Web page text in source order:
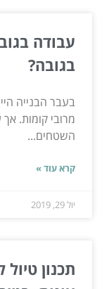
עבודה
בגובה?
בעבר הבנייה
מרובי קומות.
השטחים...
קרא עוד »
יול 29, 2019
תכנון